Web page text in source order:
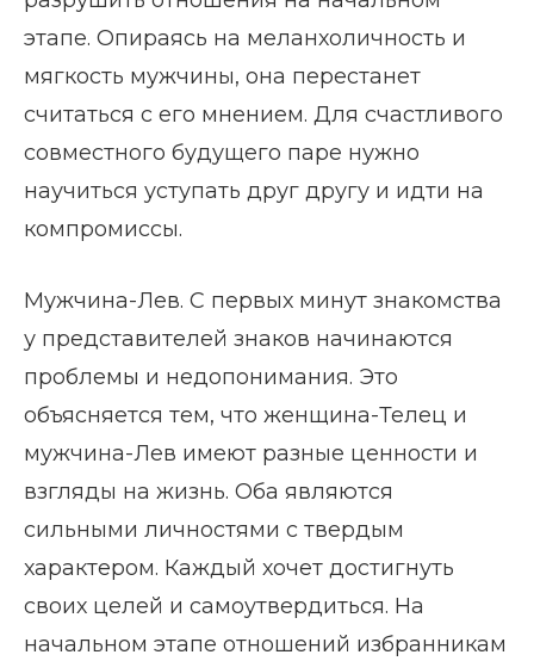
этапе. Опираясь на меланхоличность и
мягкость мужчины, она перестанет
считаться с его мнением. Для счастливого
совместного будущего паре нужно
научиться уступать друг другу и идти на
компромиссы.
Мужчина-Лев. С первых минут знакомства
у представителей знаков начинаются
проблемы и недопонимания. Это
объясняется тем, что женщина-Телец и
мужчина-Лев имеют разные ценности и
взгляды на жизнь. Оба являются
сильными личностями с твердым
характером. Каждый хочет достигнуть
своих целей и самоутвердиться. На
начальном этапе отношений избранникам